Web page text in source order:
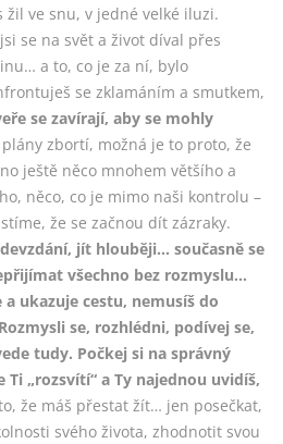
žil ve snu, v jedné velké iluzi.
se na svět a život díval přes
a to, co je za ní, bylo
se zklamáním a smutkem,
se zavírají, aby se mohly
plány zbortí, možná je to proto, že
ještě něco mnohem většího a
něco, co je mimo naši kontrolu –
že se začnou dít zázraky.
jít hlouběji… současně se
všechno bez rozmyslu…
ukazuje cestu, nemusíš do
se, rozhlédni, podívej se,
tudy. Počkej si na správný
„rozsvítí“ a Ty najednou uvidíš,
že máš přestat žít… jen posečkat,
svého života, zhodnotit svou